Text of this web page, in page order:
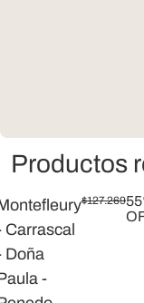
Productos
Carrascal
Doña
-
$127.269